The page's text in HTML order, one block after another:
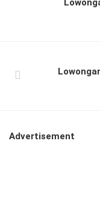
Advertisement